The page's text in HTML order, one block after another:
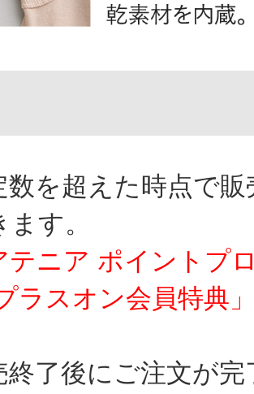
を超えた時点で販
す。
ニア ポイントプ
ラスオン会員特典
了後にご注文が完